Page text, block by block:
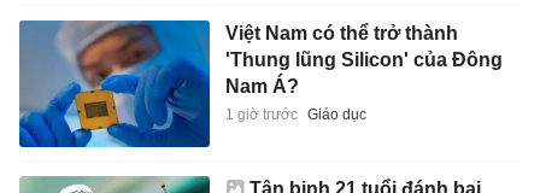
Việt Nam có thể trở thành
'Thung lũng Silicon' của Đông
Nam Á?
1 giờ trước Giáo dục
Tân binh 21 tuổi đánh bại